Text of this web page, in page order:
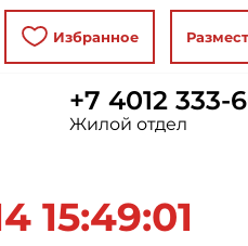
Избранное
+7 4012 333-
Жилой отдел
15:49:01